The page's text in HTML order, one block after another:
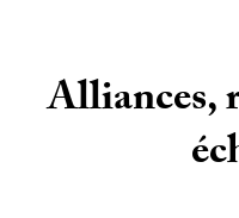
Alliances,